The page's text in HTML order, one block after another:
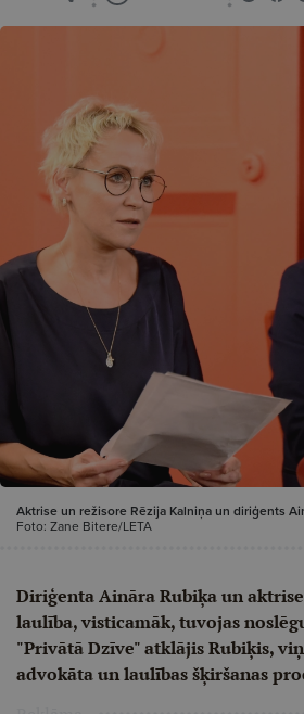
Aktrise un režisore Rēzija Kalniņa un diriģents
Foto: Zane Bitere/LETA
Diriģenta Aināra Rubiķa un
laulība, visticamāk, tuvojas
"Privātā Dzīve" atklājis Rubiķis,
advokāta un laulības šķiršanas